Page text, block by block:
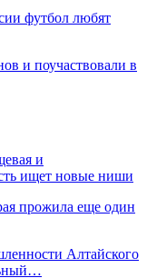
футбол любят
и поучаствовали в
и
ищет новые ниши
прожила еще один
Алтайского